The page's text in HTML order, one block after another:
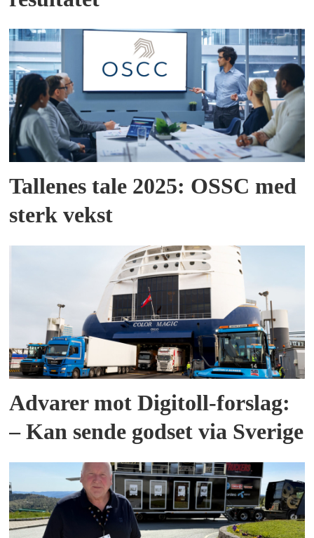
Tallenes tale 2025: OSSC med
sterk vekst
Advarer mot Digitoll-forslag:
– Kan sende godset via Sverige